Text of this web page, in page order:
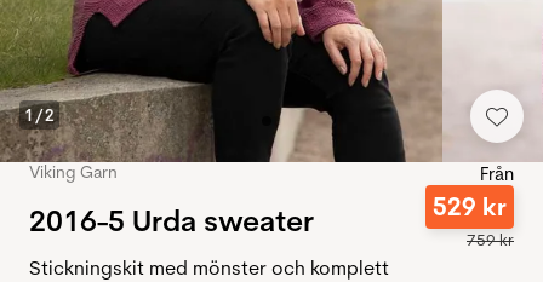
1/2
Viking Garn
2016-5 Urda sweater
Från
529 kr
759kr
Stickningskit med mönster och komplett